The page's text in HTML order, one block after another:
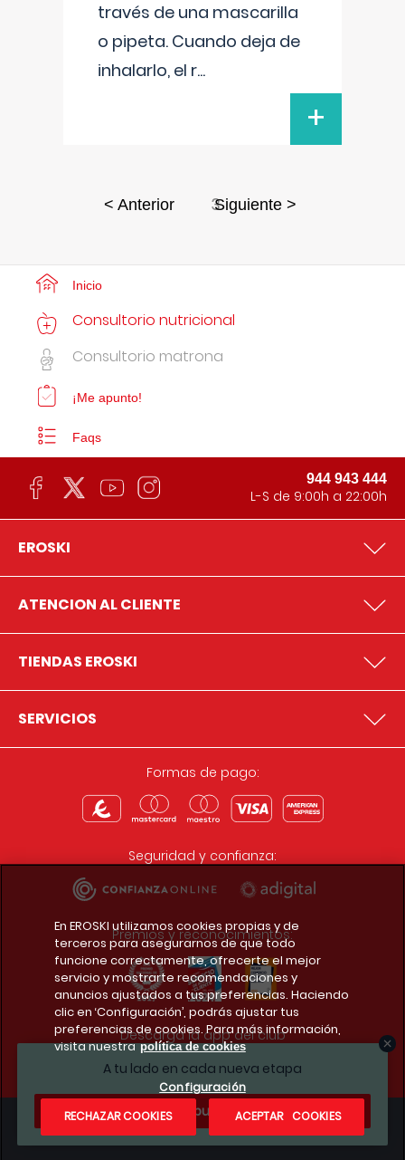
través de una mascarilla
o pipeta. Cuando deja de
inhalarlo, el r...
+
< Anterior 3Siguiente >
A tu lado en cada nueva etapa
¿Te apuntas?
Inicio
Consultorio nutricional
Consultorio matrona
¡Me apunto!
Faqs
944 943 444
L-S de 9:00h a 22:00h
EROSKI
ATENCION AL CLIENTE
TIENDAS EROSKI
SERVICIOS
Formas de pago:
Seguridad y confianza:
Premios y reconocimientos:
Descarga la app del club
Condiciones legales
En EROSKI utilizamos cookies propias y de
terceros para asegurarnos de que todo
funcione correctamente, ofrecerte el mejor
servicio y mostrarte recomendaciones y
anuncios ajustados a tus preferencias. Haciendo
clic en ‘Configuración’, podrás ajustar tus
preferencias de cookies. Para más información,
visita nuestra política de cookies
Configuración
RECHAZAR COOKIES
ACEPTAR COOKIES